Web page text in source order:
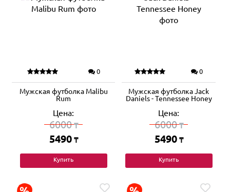
0
Мужская футболка Malibu
Rum
Цена:
6000₸
5490 ₸
Купить
0
Мужская футболка Jack
Daniels - Tennessee Honey
Цена:
6000₸
5490 ₸
Купить